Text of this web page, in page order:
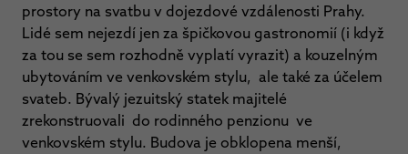
prostory na svatbu v dojezdové vzdálenosti Prahy.
Lidé sem nejezdí jen za špičkovou gastronomií (i když
za tou se sem rozhodně vyplatí vyrazit) a kouzelným
ubytováním ve venkovském stylu, ale také za účelem
svateb. Bývalý jezuitský statek majitelé
zrekonstruovali do rodinného penzionu ve
venkovském stylu. Budova je obklopena menší,